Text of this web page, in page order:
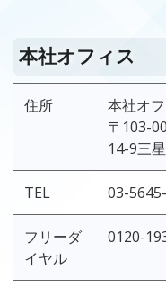
本社オフィス
住所
本社オ
〒103-
14-9三
TEL 03-
フリーダ
イヤル
0120-